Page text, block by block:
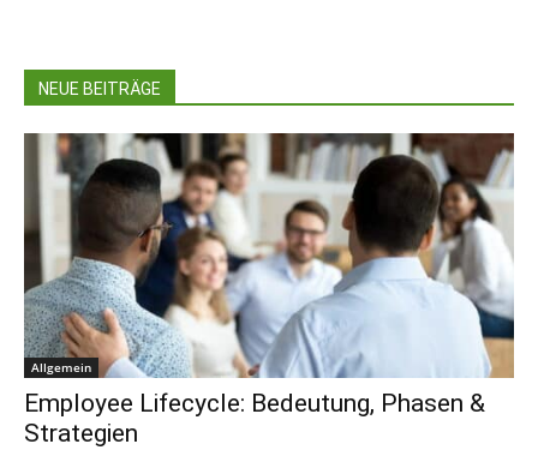
NEUE BEITRÄGE
Allgemein
Employee Lifecycle: Bedeutung, Phasen &
Strategien